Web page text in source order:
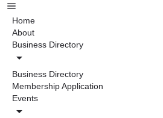
Home
About
Business Directory
Business Directory
Membership Application
Events